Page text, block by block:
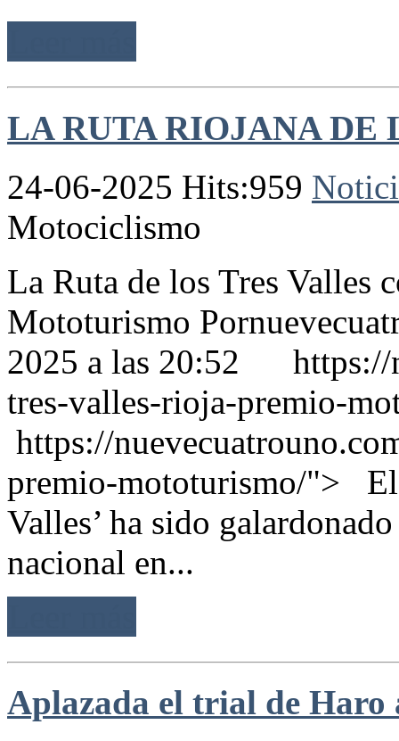
LA RUTA RIOJANA DE
24-06-2025 Hits:959
Motociclismo
La Ruta de los Tres Valles
Mototurismo
2025 a las 20:52 https://
tres-valles-rioja-premio-
https://
premio-mototurismo/"> El
Valles’ ha sido
nacional en...
Aplazada el trial de Haro